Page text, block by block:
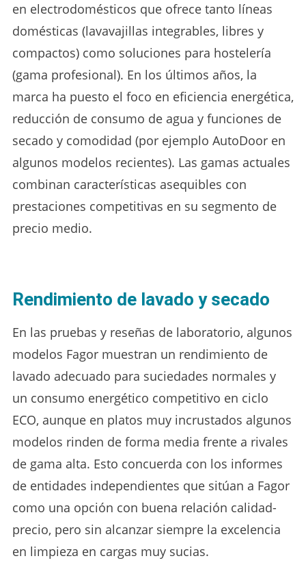
en electrodomésticos que ofrece tanto líneas
domésticas (lavavajillas integrables, libres y
compactos) como soluciones para hostelería
(gama profesional). En los últimos años, la
marca ha puesto el foco en eficiencia energética,
reducción de consumo de agua y funciones de
secado y comodidad (por ejemplo AutoDoor en
algunos modelos recientes). Las gamas actuales
combinan características asequibles con
prestaciones competitivas en su segmento de
precio medio.
Rendimiento de lavado y secado
En las pruebas y reseñas de laboratorio, algunos
modelos Fagor muestran un rendimiento de
lavado adecuado para suciedades normales y
un consumo energético competitivo en ciclo
ECO, aunque en platos muy incrustados algunos
modelos rinden de forma media frente a rivales
de gama alta. Esto concuerda con los informes
de entidades independientes que sitúan a Fagor
como una opción con buena relación calidad-
precio, pero sin alcanzar siempre la excelencia
en limpieza en cargas muy sucias.